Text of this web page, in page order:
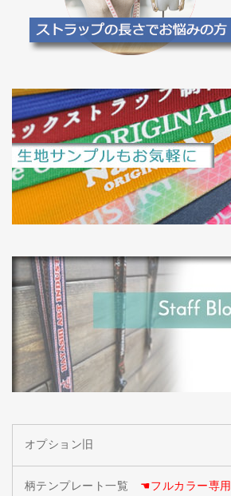
オプション旧
柄テンプレート一覧 ☚フルカラー専用